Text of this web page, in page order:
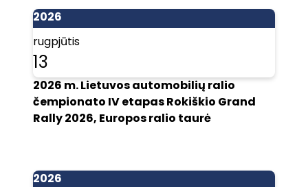
2026
rugpjūtis
13
2026 m. Lietuvos automobilių ralio
čempionato IV etapas Rokiškio Grand
Rally 2026, Europos ralio taurė
2026